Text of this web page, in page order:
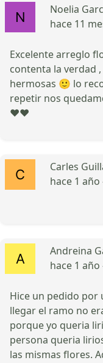
Noelia
hace 11
Excelente arreglo
contenta la verdad
hermosas 🙂 lo
repetir nos
❤️❤️
Carles
hace 1 año
Andreina
hace 1 año
Hice un pedido por
llegar el ramo no
porque yo queria
persona queria
las mismas flores.